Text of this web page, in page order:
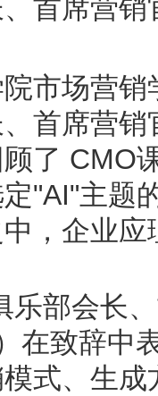
首席营
市场营
首席营
了 CMO
"AI"主题
，企业
乐部会长
在致辞中
式、生